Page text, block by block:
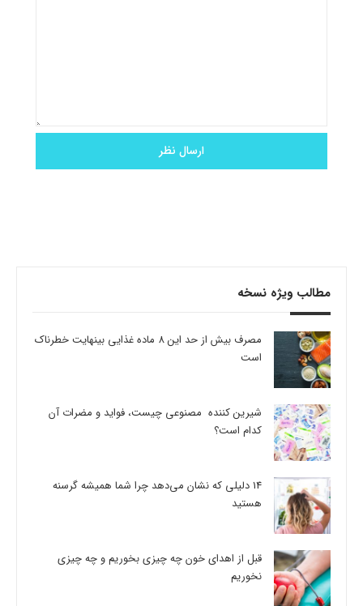
مطالب ویژه نسخه
مصرف بیش از حد این 8 ماده غذایی بینهایت خطرناک
است
شیرین کننده مصنوعی چیست، فواید و مضرات آن
کدام است؟
14 دلیلی که نشان می‌دهد چرا شما همیشه گرسنه
هستید
قبل از اهدای خون چه چیزی بخوریم و چه چیزی
نخوریم